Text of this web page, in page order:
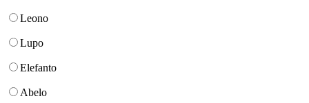
Leono
Lupo
Elefanto
Abelo